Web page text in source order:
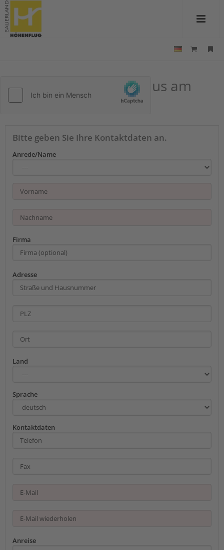
Kontakt zu Pension Haus am
Einberg
Bitte geben Sie Ihre Kontaktdaten an.
Anrede/Name
Firma
Adresse
Land
Sprache
Kontaktdaten
Anreise